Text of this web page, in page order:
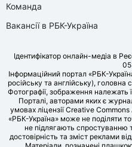
Команда
Вакансії в РБК-Україна
Ідентифікатор онлайн-медіа в
Інформаційний портал «РБК-
російську та англійську), головна
Фотографії, зображення належать
Порталі, авторами яких є
умовах ліцензії Creative
«РБК-Україна» може не поділяти
не підлягають спростуванню
достовірність та зміст реклами